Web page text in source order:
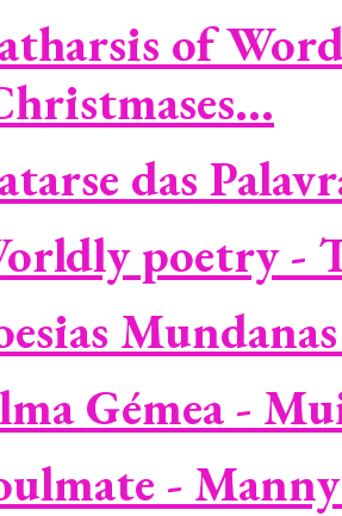
of
das
poetry -
Gémea -
-